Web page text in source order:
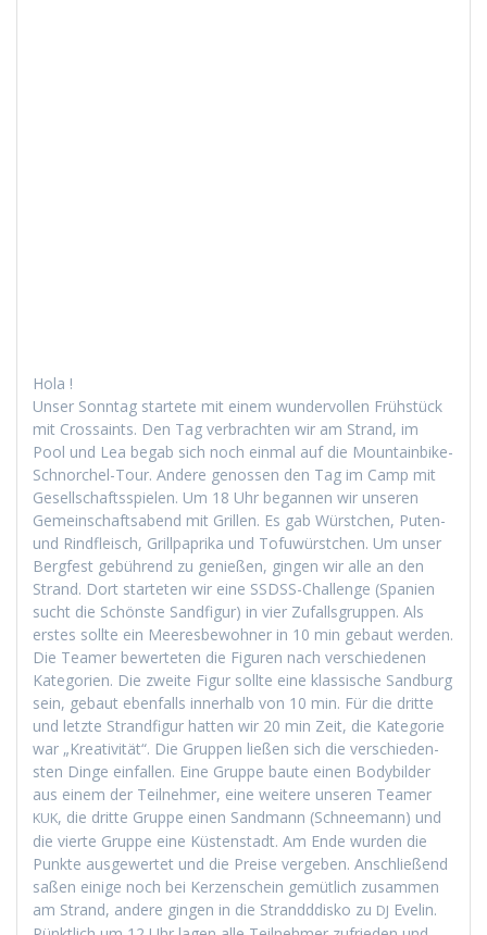
Hola !
Unser Son­ntag startete mit einem wun­der­vollen Früh­stück
mit Cros­saints. Den Tag ver­bracht­en wir am Strand, im
Pool und Lea begab sich noch ein­mal auf die Moun­tain­bike-
Schnorchel-Tour. Andere genossen den Tag im Camp mit
Gesellschaftsspie­len. Um 18 Uhr began­nen wir unseren
Gemein­schaftsabend mit Grillen. Es gab Würstchen, Puten-
und Rind­fleisch, Grill­pa­pri­ka und Tofuwürstchen. Um unser
Bergfest gebührend zu genießen, gin­gen wir alle an den
Strand. Dort starteten wir eine SSDSS-Chal­lenge (Spanien
sucht die Schön­ste Sand­fig­ur) in vier Zufalls­grup­pen. Als
erstes sollte ein Meeres­be­wohn­er in 10 min gebaut wer­den.
Die Team­er bew­erteten die Fig­uren nach ver­schiede­nen
Kat­e­gorien. Die zweite Fig­ur sollte eine klas­sis­che Sand­burg
sein, gebaut eben­falls inner­halb von 10 min. Für die dritte
und let­zte Strand­fig­ur hat­ten wir 20 min Zeit, die Kat­e­gorie
war „Kreativ­ität“. Die Grup­pen ließen sich die ver­schieden­
sten Dinge ein­fall­en. Eine Gruppe baute einen Body­bilder
aus einem der Teil­nehmer, eine weit­ere unseren Team­er
KUK, die dritte Gruppe einen Sand­mann (Schnee­mann) und
die vierte Gruppe eine Küsten­stadt. Am Ende wur­den die
Punk­te aus­gew­ertet und die Preise vergeben. Anschließend
saßen einige noch bei Kerzen­schein gemütlich zusam­men
am Strand, andere gin­gen in die Strand­ddisko zu DJ Evelin.